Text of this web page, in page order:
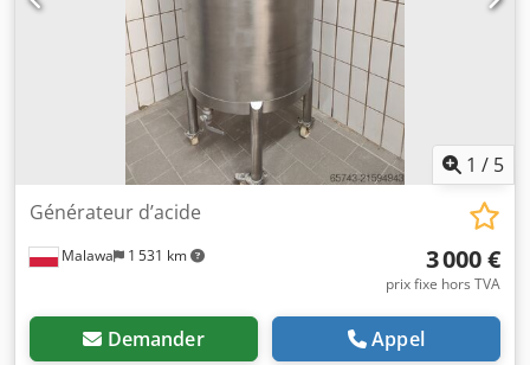
1 / 5
Malawa 1 531 km
Générateur d’acide
3 000 €
prix fixe hors TVA
Demander Appel